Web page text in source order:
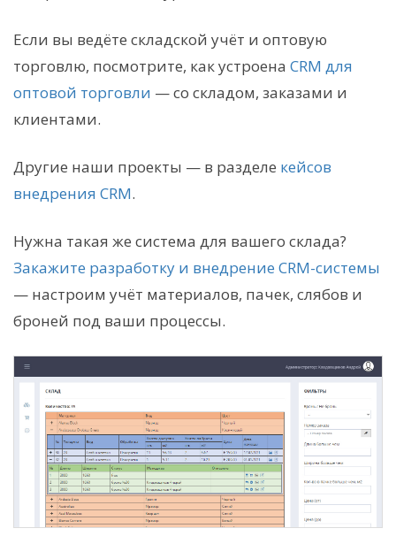
Если вы ведёте складской учёт и оптовую
торговлю, посмотрите, как устроена CRM для
оптовой торговли — со складом, заказами и
клиентами.
Другие наши проекты — в разделе кейсов
внедрения CRM.
Нужна такая же система для вашего склада?
Закажите разработку и внедрение CRM-системы
— настроим учёт материалов, пачек, слябов и
броней под ваши процессы.